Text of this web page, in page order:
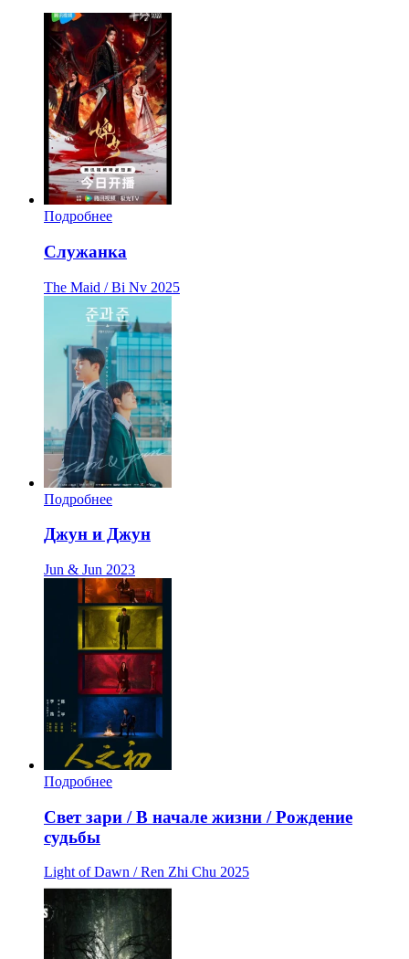
Подробнее
Служанка
The Maid / Bi Nv 2025
Подробнее
Джун и Джун
Jun & Jun 2023
Подробнее
Свет зари / В начале жизни / Рождение
судьбы
Light of Dawn / Ren Zhi Chu 2025